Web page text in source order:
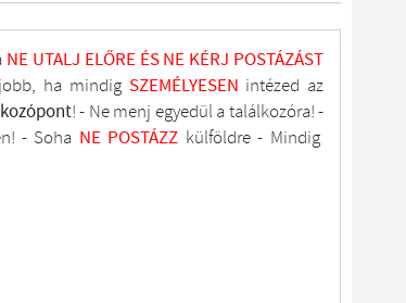
NE UTALJ ELŐRE ÉS NE KÉRJ POSTÁZÁST
ha mindig SZEMÉLYESEN intézed az
!- Ne menj egyedül a találkozóra! -
! - Soha NE POSTÁZZ külföldre- Mindig